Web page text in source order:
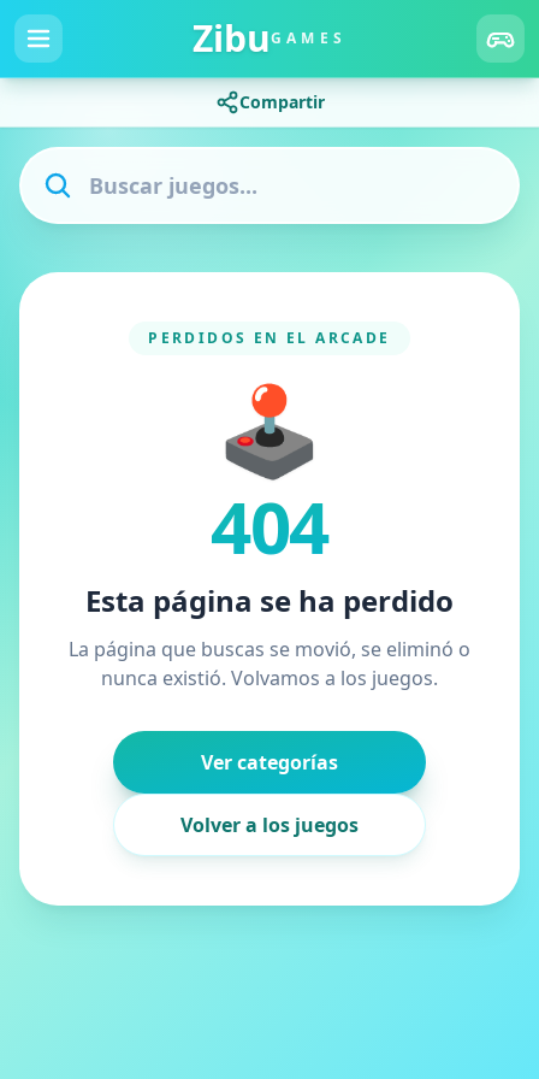
ZibuGAMES
Compartir
PERDIDOS EN EL ARCADE
🕹️
404
Esta página se ha perdido
La página que buscas se movió, se eliminó o
nunca existió. Volvamos a los juegos.
Ver categorías
Volver a los juegos